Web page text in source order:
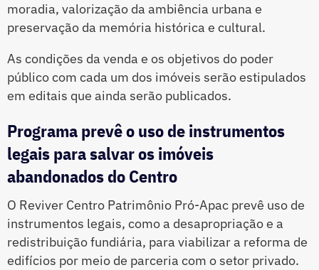
moradia, valorização da ambiência urbana e
preservação da memória histórica e cultural.
As condições da venda e os objetivos do poder
público com cada um dos imóveis serão estipulados
em editais que ainda serão publicados.
Programa prevê o uso de instrumentos
legais para salvar os imóveis
abandonados do Centro
O Reviver Centro Patrimônio Pró-Apac prevê uso de
instrumentos legais, como a desapropriação e a
redistribuição fundiária, para viabilizar a reforma de
edifícios por meio de parceria com o setor privado.